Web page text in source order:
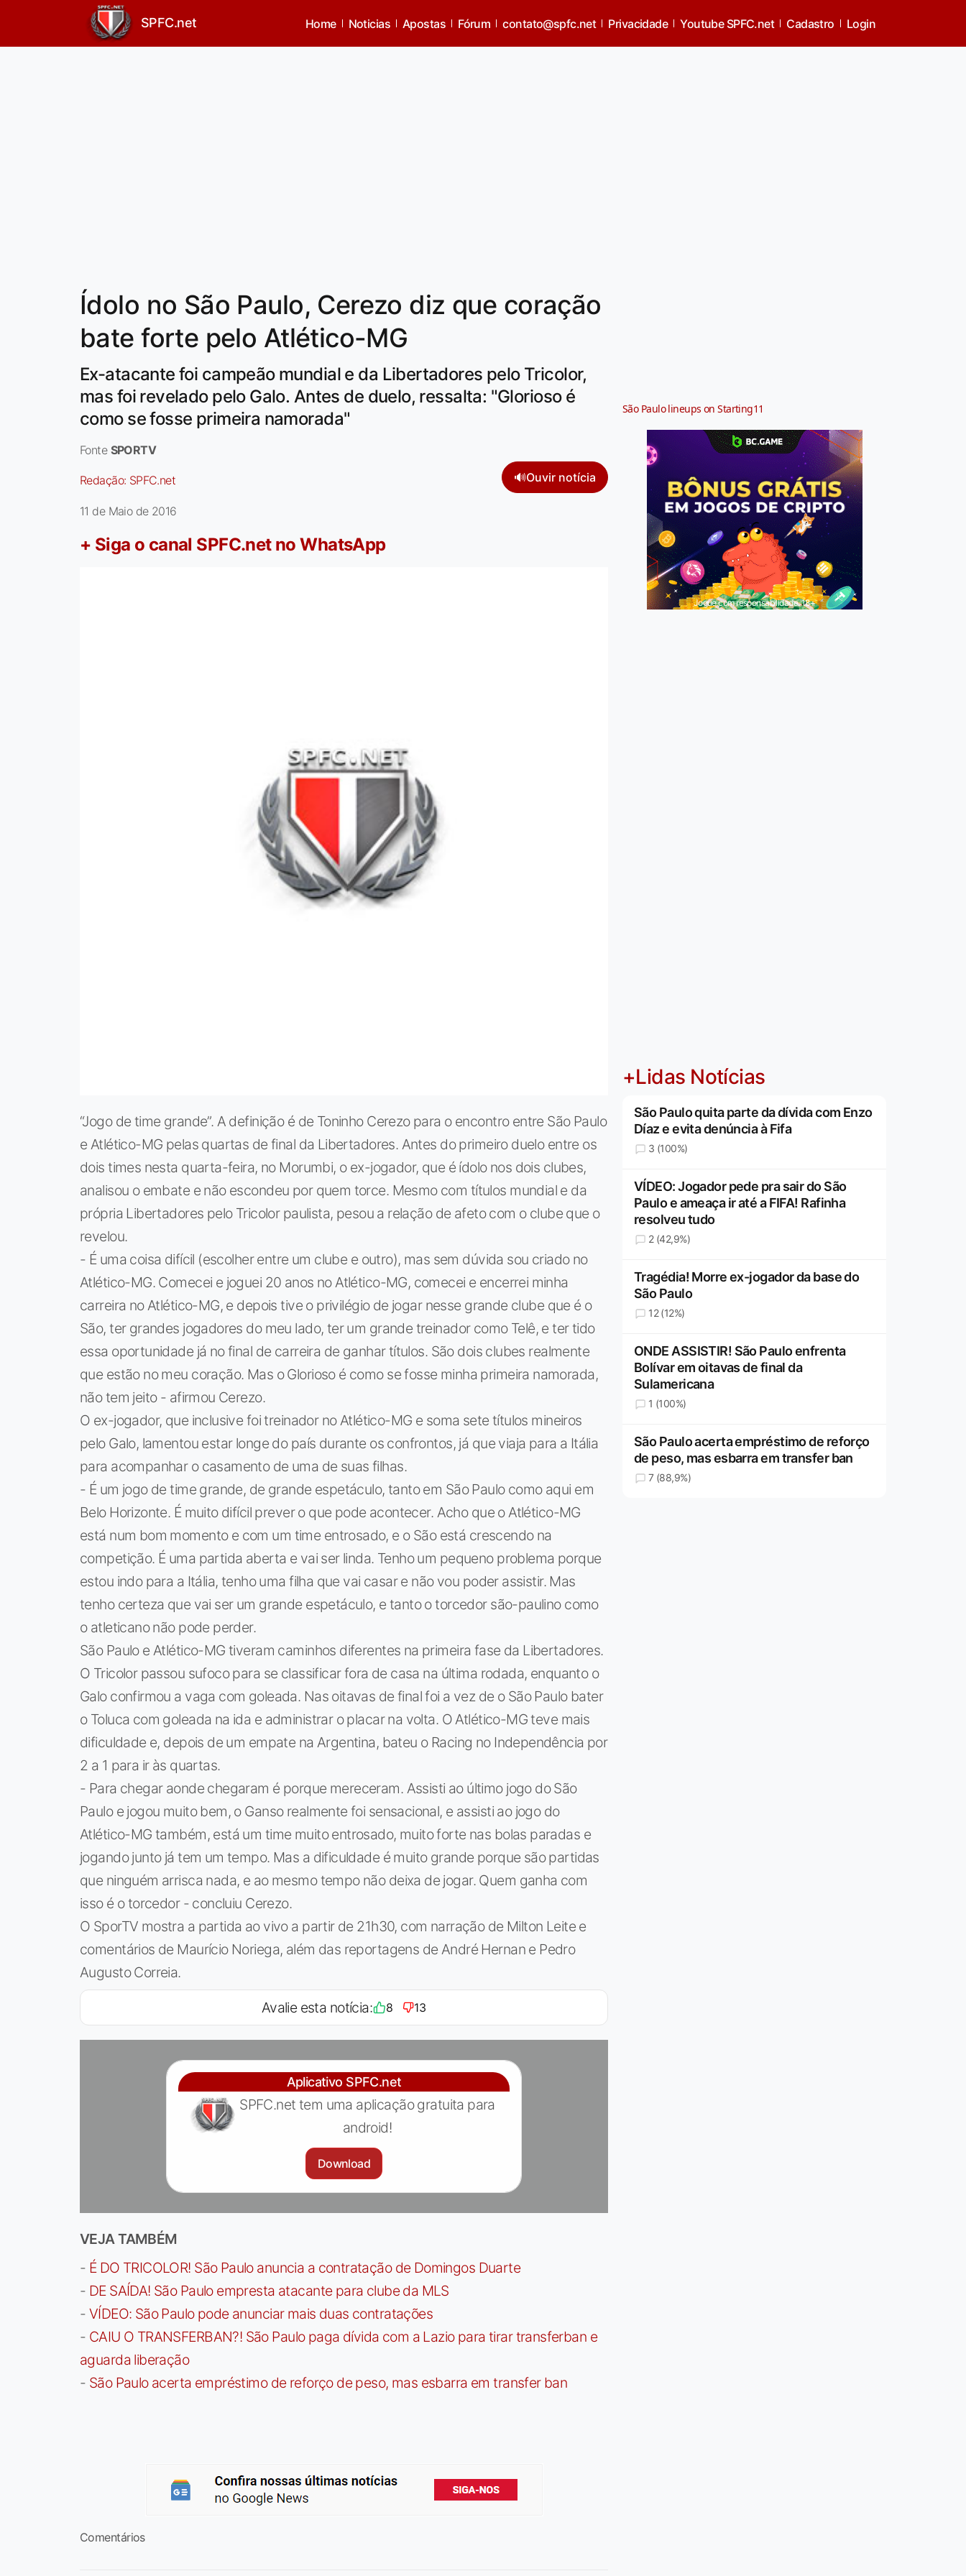
SPFC.net Home Noticias Apostas Fórum contato@spfc.net Privacidade Youtube SPFC.net Cadastro Login
Ídolo no São Paulo, Cerezo diz que coração
bate forte pelo Atlético-MG
Ex-atacante foi campeão mundial e da Libertadores pelo Tricolor,
mas foi revelado pelo Galo. Antes de duelo, ressalta: "Glorioso é
como se fosse primeira namorada"
Fonte SPORTV
Redação: SPFC.net 🔊Ouvir notícia
11 de Maio de 2016
+ Siga o canal SPFC.net no WhatsApp
“Jogo de time grande”. A definição é de Toninho Cerezo para o encontro entre São Paulo
e Atlético-MG pelas quartas de final da Libertadores. Antes do primeiro duelo entre os
dois times nesta quarta-feira, no Morumbi, o ex-jogador, que é ídolo nos dois clubes,
analisou o embate e não escondeu por quem torce. Mesmo com títulos mundial e da
própria Libertadores pelo Tricolor paulista, pesou a relação de afeto com o clube que o
revelou.
- É uma coisa difícil (escolher entre um clube e outro), mas sem dúvida sou criado no
Atlético-MG. Comecei e joguei 20 anos no Atlético-MG, comecei e encerrei minha
carreira no Atlético-MG, e depois tive o privilégio de jogar nesse grande clube que é o
São, ter grandes jogadores do meu lado, ter um grande treinador como Telê, e ter tido
essa oportunidade já no final de carreira de ganhar títulos. São dois clubes realmente
que estão no meu coração. Mas o Glorioso é como se fosse minha primeira namorada,
não tem jeito - afirmou Cerezo.
O ex-jogador, que inclusive foi treinador no Atlético-MG e soma sete títulos mineiros
pelo Galo, lamentou estar longe do país durante os confrontos, já que viaja para a Itália
para acompanhar o casamento de uma de suas filhas.
- É um jogo de time grande, de grande espetáculo, tanto em São Paulo como aqui em
Belo Horizonte. É muito difícil prever o que pode acontecer. Acho que o Atlético-MG
está num bom momento e com um time entrosado, e o São está crescendo na
competição. É uma partida aberta e vai ser linda. Tenho um pequeno problema porque
estou indo para a Itália, tenho uma filha que vai casar e não vou poder assistir. Mas
tenho certeza que vai ser um grande espetáculo, e tanto o torcedor são-paulino como
o atleticano não pode perder.
São Paulo e Atlético-MG tiveram caminhos diferentes na primeira fase da Libertadores.
O Tricolor passou sufoco para se classificar fora de casa na última rodada, enquanto o
Galo confirmou a vaga com goleada. Nas oitavas de final foi a vez de o São Paulo bater
o Toluca com goleada na ida e administrar o placar na volta. O Atlético-MG teve mais
dificuldade e, depois de um empate na Argentina, bateu o Racing no Independência por
2 a 1 para ir às quartas.
- Para chegar aonde chegaram é porque mereceram. Assisti ao último jogo do São
Paulo e jogou muito bem, o Ganso realmente foi sensacional, e assisti ao jogo do
Atlético-MG também, está um time muito entrosado, muito forte nas bolas paradas e
jogando junto já tem um tempo. Mas a dificuldade é muito grande porque são partidas
que ninguém arrisca nada, e ao mesmo tempo não deixa de jogar. Quem ganha com
isso é o torcedor - concluiu Cerezo.
O SporTV mostra a partida ao vivo a partir de 21h30, com narração de Milton Leite e
comentários de Maurício Noriega, além das reportagens de André Hernan e Pedro
Augusto Correia.
Avalie esta notícia: 8 13
Aplicativo SPFC.net
SPFC.net tem uma aplicação gratuita para
android!
Download
VEJA TAMBÉM
- É DO TRICOLOR! São Paulo anuncia a contratação de Domingos Duarte
- DE SAÍDA! São Paulo empresta atacante para clube da MLS
- VÍDEO: São Paulo pode anunciar mais duas contratações
- CAIU O TRANSFERBAN?! São Paulo paga dívida com a Lazio para tirar transferban e
aguarda liberação
- São Paulo acerta empréstimo de reforço de peso, mas esbarra em transfer ban
Comentários
São Paulo lineups on Starting11
Jogue com responsabilidade. 18+
+Lidas Notícias
São Paulo quita parte da dívida com Enzo
Díaz e evita denúncia à Fifa
3 (100%)
VÍDEO: Jogador pede pra sair do São
Paulo e ameaça ir até a FIFA! Rafinha
resolveu tudo
2 (42,9%)
Tragédia! Morre ex-jogador da base do
São Paulo
12 (12%)
ONDE ASSISTIR! São Paulo enfrenta
Bolívar em oitavas de final da
Sulamericana
1 (100%)
São Paulo acerta empréstimo de reforço
de peso, mas esbarra em transfer ban
7 (88,9%)